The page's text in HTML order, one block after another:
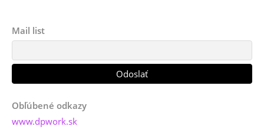
Mail list
Obľúbené odkazy
www.dpwork.sk